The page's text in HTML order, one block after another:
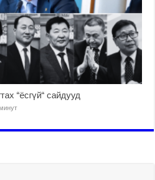
“ёсгүй“ сайдууд